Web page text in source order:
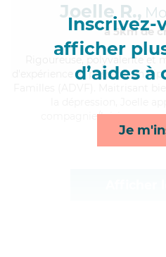
Inscrivez-
afficher
d’aides
Je
Joelle R.,
à 5km de
, polyvalente et
d'expérience et possède un
compagnie/loisirs,
toilette/